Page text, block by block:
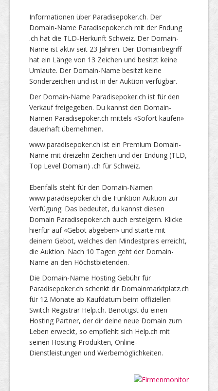
Informationen über Paradisepoker.ch. Der
Domain-Name Paradisepoker.ch mit der Endung
.ch hat die TLD-Herkunft Schweiz. Der Domain-
Name ist aktiv seit 23 Jahren. Der Domainbegriff
hat ein Länge von 13 Zeichen und besitzt keine
Umlaute. Der Domain-Name besitzt keine
Sonderzeichen und ist in der Auktion verfügbar.
Der Domain-Name Paradisepoker.ch ist für den
Verkauf freigegeben. Du kannst den Domain-
Namen Paradisepoker.ch mittels «Sofort kaufen»
dauerhaft übernehmen.
www.paradisepoker.ch ist ein Premium Domain-
Name mit dreizehn Zeichen und der Endung (TLD,
Top Level Domain) .ch für Schweiz.
Ebenfalls steht für den Domain-Namen
www.paradisepoker.ch die Funktion Auktion zur
Verfügung. Das bedeutet, du kannst diesen
Domain Paradisepoker.ch auch ersteigern. Klicke
hierfür auf «Gebot abgeben» und starte mit
deinem Gebot, welches den Mindestpreis erreicht,
die Auktion. Nach 10 Tagen geht der Domain-
Name an den Höchstbietenden.
Die Domain-Name Hosting Gebühr für
Paradisepoker.ch schenkt dir Domainmarktplatz.ch
für 12 Monate ab Kaufdatum beim offiziellen
Switch Registrar Help.ch. Benötigst du einen
Hosting Partner, der dir deine neue Domain zum
Leben erweckt, so empfiehlt sich Help.ch mit
seinen Hosting-Produkten, Online-
Dienstleistungen und Werbemöglichkeiten.